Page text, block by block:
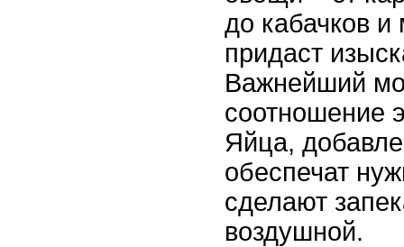
до кабачков
придаст
Важнейший
соотношение
Яйца,
обеспечат
сделают
воздушной.